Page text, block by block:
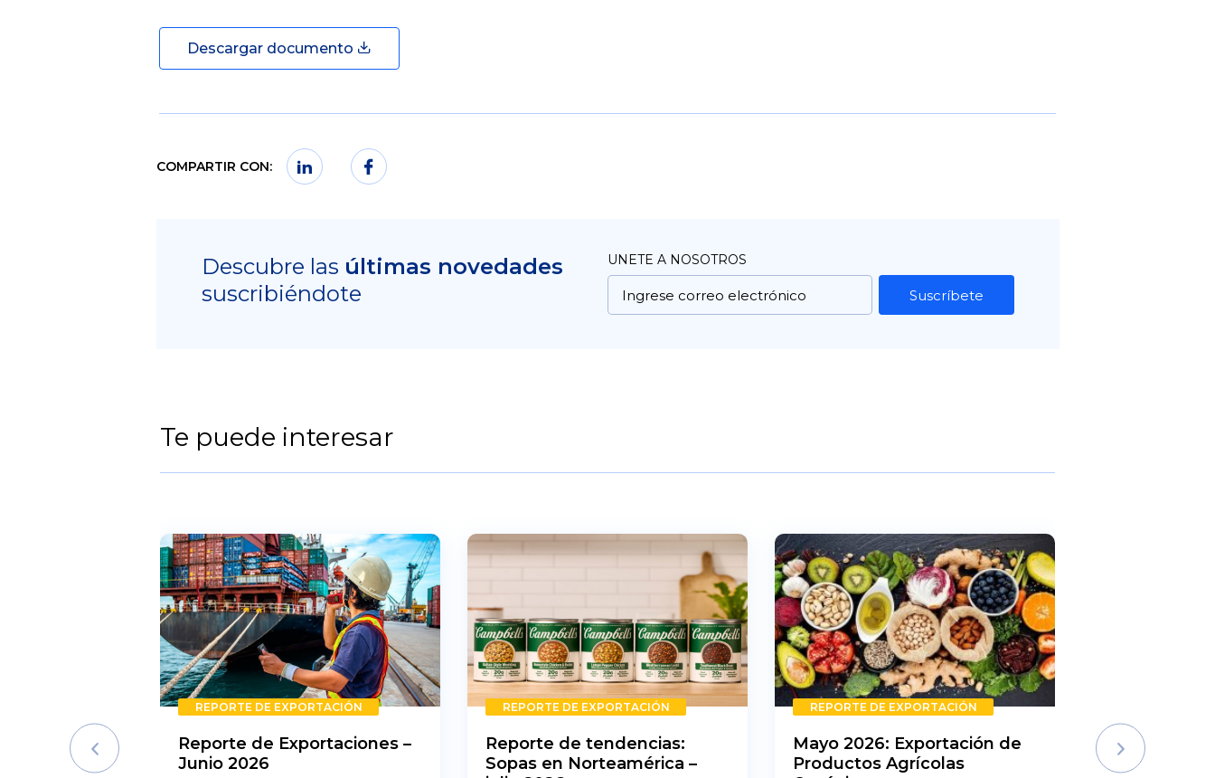
Descargar documento
COMPARTIR CON:
Descubre las últimas novedades
suscribiéndote
UNETE A NOSOTROS
Suscríbete
Te puede interesar
REPORTE DE EXPORTACIÓN
Reporte de Exportaciones –
Junio 2026
REPORTE DE EXPORTACIÓN
Reporte de tendencias:
Sopas en Norteamérica –
REPORTE DE EXPORTACIÓN
Mayo 2026: Exportación de
Productos Agrícolas
Rechazos
Semestre